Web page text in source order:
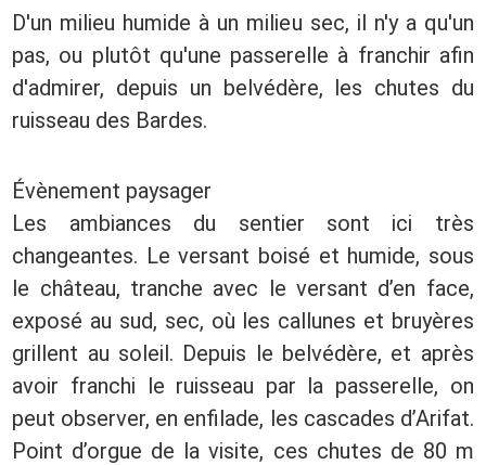
D'un milieu humide à un milieu sec, il n'y a qu'un
pas, ou plutôt qu'une passerelle à franchir afin
d'admirer, depuis un belvédère, les chutes du
ruisseau des Bardes.
Évènement paysager
Les ambiances du sentier sont ici très
changeantes. Le versant boisé et humide, sous
le château, tranche avec le versant d’en face,
exposé au sud, sec, où les callunes et bruyères
grillent au soleil. Depuis le belvédère, et après
avoir franchi le ruisseau par la passerelle, on
peut observer, en enfilade, les cascades d’Arifat.
Point d’orgue de la visite, ces chutes de 80 m